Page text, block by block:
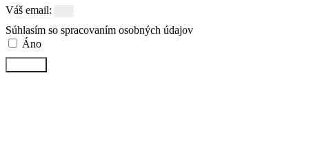
Váš email:
Súhlasím so spracovaním osobných údajov
Áno